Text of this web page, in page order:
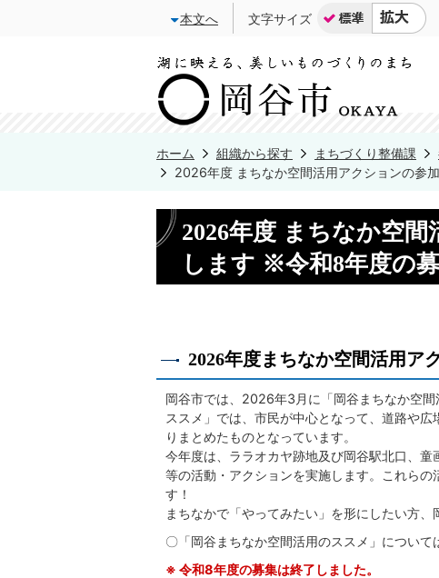
本文へ 文字サイズ
ホーム 組織から探す まちづくり整備課
2026年度 まちなか空間活用アクションの参
2026年度 まちなか空
します ※令和8年度の
2026年度まちなか空間活用ア
岡谷市では、2026年3月に「岡谷まちなか空
ススメ」では、市民が中心となって、道路や
りまとめたものとなっています。
今年度は、ララオカヤ跡地及び岡谷駅北口、
等の活動・アクションを実施します。これら
す！
まちなかで「やってみたい」を形にしたい方
〇「岡谷まちなか空間活用のススメ」について
※ 令和8年度の募集は終了しました。